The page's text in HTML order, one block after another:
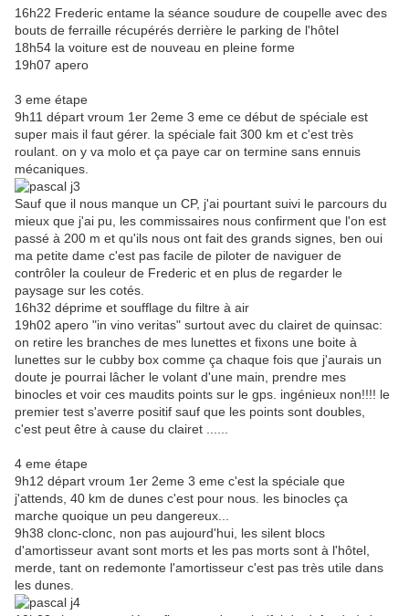
16h22 Frederic entame la séance soudure de coupelle avec des
bouts de ferraille récupérés derrière le parking de l'hôtel
18h54 la voiture est de nouveau en pleine forme
19h07 apero
3 eme étape
9h11 départ vroum 1er 2eme 3 eme ce début de spéciale est
super mais il faut gérer. la spéciale fait 300 km et c'est très
roulant. on y va molo et ça paye car on termine sans ennuis
mécaniques.
Sauf que il nous manque un CP, j'ai pourtant suivi le parcours du
mieux que j'ai pu, les commissaires nous confirment que l'on est
passé à 200 m et qu'ils nous ont fait des grands signes, ben oui
ma petite dame c'est pas facile de piloter de naviguer de
contrôler la couleur de Frederic et en plus de regarder le
paysage sur les cotés.
16h32 déprime et soufflage du filtre à air
19h02 apero "in vino veritas" surtout avec du clairet de quinsac:
on retire les branches de mes lunettes et fixons une boite à
lunettes sur le cubby box comme ça chaque fois que j'aurais un
doute je pourrai lâcher le volant d'une main, prendre mes
binocles et voir ces maudits points sur le gps. ingénieux non!!!! le
premier test s'averre positif sauf que les points sont doubles,
c'est peut être à cause du clairet ......
4 eme étape
9h12 départ vroum 1er 2eme 3 eme c'est la spéciale que
j'attends, 40 km de dunes c'est pour nous. les binocles ça
marche quoique un peu dangereux...
9h38 clonc-clonc, non pas aujourd'hui, les silent blocs
d'amortisseur avant sont morts et les pas morts sont à l'hôtel,
merde, tant on redemonte l'amortisseur c'est pas très utile dans
les dunes.